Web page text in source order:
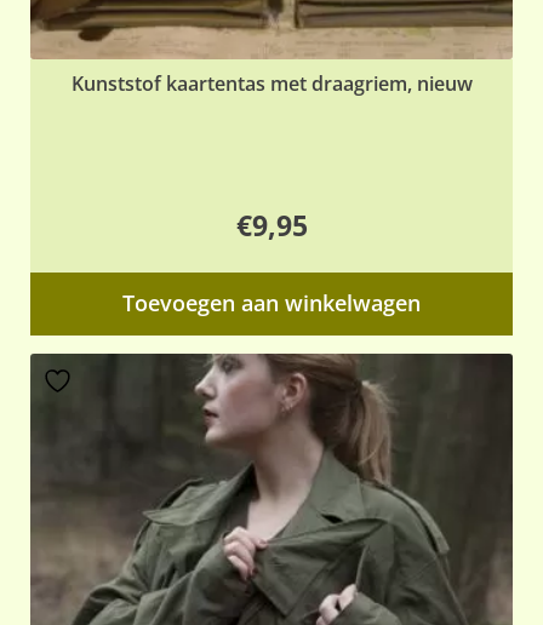
Kunststof kaartentas met draagriem, nieuw
€9,95
Toevoegen aan winkelwagen